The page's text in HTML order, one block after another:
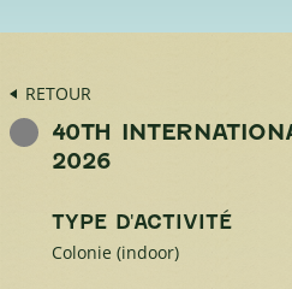
RETOUR
40TH
2026
TYPE D'ACTIVITÉ
Colonie (indoor)